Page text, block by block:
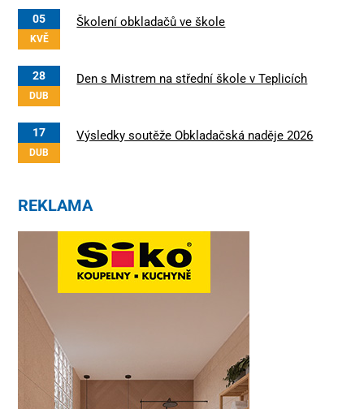
05
KVĚ
Školení obkladačů ve škole
28
DUB
Den s Mistrem na střední škole v Teplicích
17
DUB
Výsledky soutěže Obkladačská naděje 2026
REKLAMA